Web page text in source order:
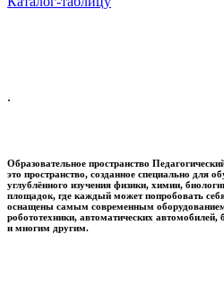
.
Образовательное пространство
это пространство, созданное специально для
углублённого изучения физики, химии,
площадок, где каждый может попробовать
оснащены самым современным
робототехники, автоматических
и многим другим.